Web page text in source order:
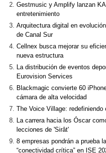
Gestmusic y Amplify lanzan
entretenimiento
Arquitectura digital en
de Canal Sur
Cellnex busca mejorar su
nueva estructura
La distribución de eventos
Eurovision Services
Blackmagic convierte 60
cámara de alta velocidad
The Voice Village: redefiniendo
La carrera hacia los Óscar
lecciones de 'Sirât'
8 empresas pondrán a prueba la
“conectividad crítica” en ISE